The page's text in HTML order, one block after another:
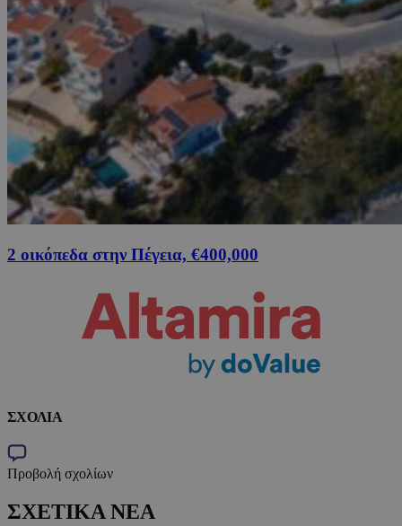
2 οικόπεδα στην Πέγεια, €400,000
ΣΧΟΛΙΑ
Προβολή σχολίων
ΣΧΕΤΙΚΑ ΝΕΑ